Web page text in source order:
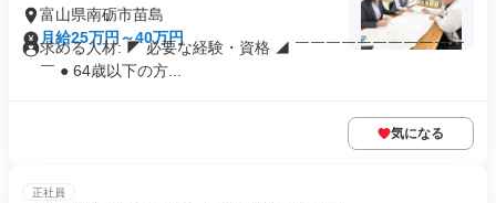
富山県南砺市苗島
月給25万円～40万円
求める人材: ◤ 必要な経験・資格 ◢ ￣￣￣￣￣￣￣￣￣￣￣
￣ ● 64歳以下の方...
気になる
正社員